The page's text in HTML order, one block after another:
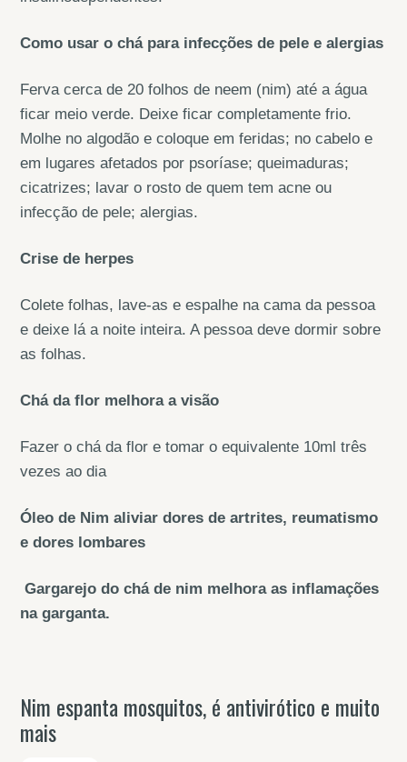
Como usar o chá para infecções de pele e alergias
Ferva cerca de 20 folhos de neem (nim) até a água
ficar meio verde. Deixe ficar completamente frio.
Molhe no algodão e coloque em feridas; no cabelo e
em lugares afetados por psoríase; queimaduras;
cicatrizes; lavar o rosto de quem tem acne ou
infecção de pele; alergias.
Crise de herpes
Colete folhas, lave-as e espalhe na cama da pessoa
e deixe lá a noite inteira. A pessoa deve dormir sobre
as folhas.
Chá da flor melhora a visão
Fazer o chá da flor e tomar o equivalente 10ml três
vezes ao dia
Óleo de Nim aliviar dores de artrites, reumatismo
e dores lombares
Gargarejo do chá de nim melhora as inflamações
na garganta.
Nim espanta mosquitos, é antivirótico e muito
mais